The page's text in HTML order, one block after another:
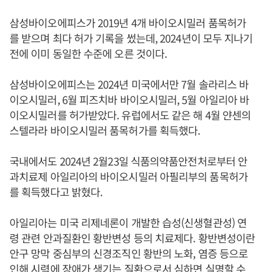
삼성바이오에피스가 2019년 4개 바이오시밀러 품목허가
를 받으며 최다 허가 기록을 썼는데, 2024년이 모두 지나기
전에 이미 동일한 수준에 오른 것이다.
삼성바이오에피스는 2024년 미국에서만 7월 솔라리스 바
이오시밀러, 6월 피즈치바 바이오시밀러, 5월 아일리아 바
이오시밀러를 허가받았다. 유럽에서도 같은 해 4월 얀센의
스텔라라 바이오시밀러 품목허가를 획득했다.
국내에서도 2024년 2월23일 식품의약품안전처로부터 안
과치료제 아일리아의 바이오시밀러 아필리부의 품목허가
를 획득했다고 밝혔다.
아일리아는 미국 리제네론이 개발한 습성(신생혈관성) 연
령 관련 안과질환인 황반변성 등의 치료제다. 황반변성이란
안구 망막 중심부의 신경조직인 황반의 노화, 염증 등으로
인해 시력에 장애가 생기는 질환으로서 심하면 실명할 수